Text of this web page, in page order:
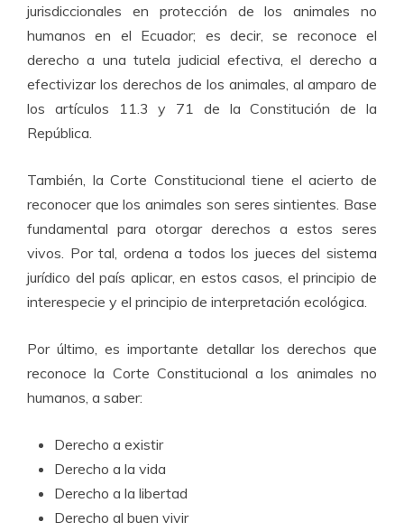
jurisdiccionales en protección de los animales no
humanos en el Ecuador; es decir, se reconoce el
derecho a una tutela judicial efectiva, el derecho a
efectivizar los derechos de los animales, al amparo de
los artículos 11.3 y 71 de la Constitución de la
República.
También, la Corte Constitucional tiene el acierto de
reconocer que los animales son seres sintientes. Base
fundamental para otorgar derechos a estos seres
vivos. Por tal, ordena a todos los jueces del sistema
jurídico del país aplicar, en estos casos, el principio de
interespecie y el principio de interpretación ecológica.
Por último, es importante detallar los derechos que
reconoce la Corte Constitucional a los animales no
humanos, a saber:
Derecho a existir
Derecho a la vida
Derecho a la libertad
Derecho al buen vivir